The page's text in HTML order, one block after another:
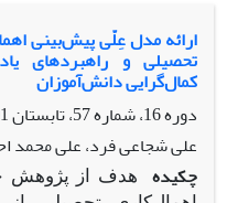
ارائه مدل عِلّى پیش‌بینی
تحصیلی و راهبردهای
کمال‌گرایی دانش‌آموزان
دوره 16، شماره 57، تابستان 1401، صفحه
علی شجاعی فرد، علی محمد
چکیده
هدف از پژوهش